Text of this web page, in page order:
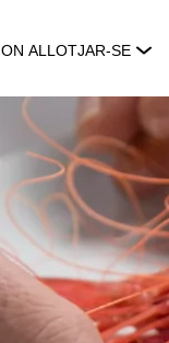
ON ALLOTJAR-SE